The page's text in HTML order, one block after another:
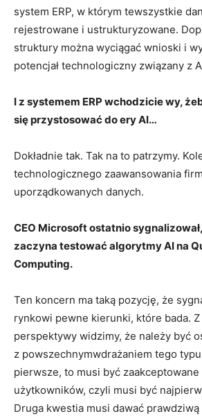
system ERP, w którym tewszystkie
rejestrowane i ustrukturyzowane.
struktury można wyciągać wnioski i
potencjał technologiczny związany z
I z systemem ERP wchodzicie wy,
się przystosować do ery AI…
Dokładnie tak. Tak na to patrzymy.
technologicznego zaawansowania
uporządkowanych danych.
CEO Microsoft ostatnio
zaczyna testować algorytmy AI na
Computing.
Ten koncern ma taką pozycję, że
rynkowi pewne kierunki, które bada. Z
perspektywy widzimy, że należy być
z powszechnymwdrażaniem tego
pierwsze, to musi być
użytkowników, czyli musi być
Druga kwestia musi dawać